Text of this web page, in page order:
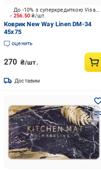
256.50₴/шт.
До -10% з суперкредиткою Visa Вигода
Коврик New Way Linen DM-34
45x75
оценить
270 ₴/шт.
Доставим